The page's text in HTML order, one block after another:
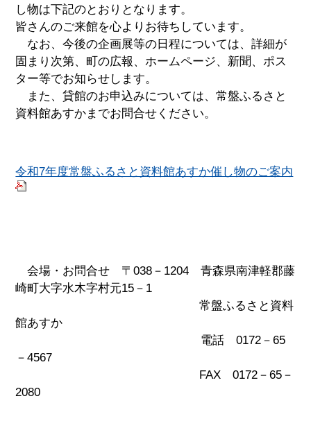
し物は下記のとおりとなります。
皆さんのご来館を心よりお待ちしています。
なお、今後の企画展等の日程については、詳細が
固まり次第、町の広報、ホームページ、新聞、ポス
ター等でお知らせします。
また、貸館のお申込みについては、常盤ふるさと
資料館あすかまでお問合せください。
令和7年度常盤ふるさと資料館あすか催し物のご案内
会場・お問合せ 〒038－1204 青森県南津軽郡藤
崎町大字水木字村元15－1
常盤ふるさと資料
館あすか
電話 0172－65
－4567
FAX 0172－65－
2080